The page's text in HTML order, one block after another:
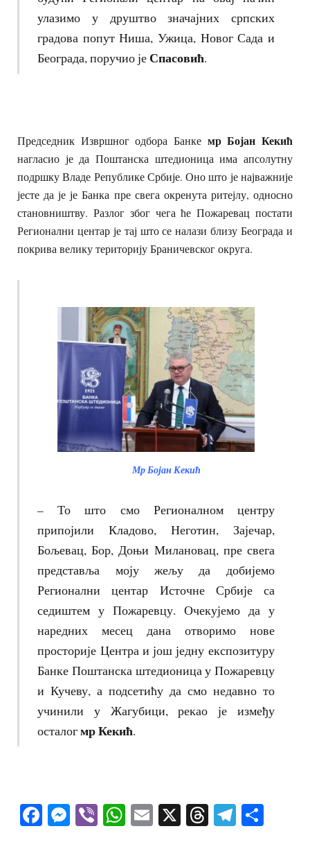
улазимо у друштво значајних српских
градова попут Ниша, Ужица, Новог Сада и
Београда, поручио је Спасовић.
Председник Извршног одбора Банке мр Бојан Кекић
нагласио је да Поштанска штедионица има апсолутну
подршку Владе Републике Србије. Оно што је најважније
јесте да је је Банка пре свега окренута ритејлу, односно
становништву. Разлог због чега ће Пожаревац постати
Регионални центар је тај што се налази близу Београда и
покрива велику територију Браничевског округа.
Мр Бојан Кекић
– То што смо Регионалном центру
припојили Кладово, Неготин, Зајечар,
Бољевац, Бор, Доњи Милановац, пре свега
представља моју жељу да добијемо
Регионални центар Источне Србије са
седиштем у Пожаревцу. Очекујемо да у
наредних месец дана отворимо нове
просторије Центра и још једну експозитуру
Банке Поштанска штедионица у Пожаревцу
и Кучеву, а подсетићу да смо недавно то
учинили у Жагубици, рекао је између
осталогмр Кекић.
Facebook
Messenger
ViberWhatsApp
Email
X Threads